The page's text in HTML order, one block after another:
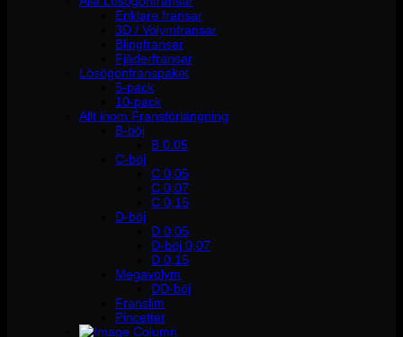
Enklare fransar
3D / Volymfransar
Blingfransar
Fjäderfransar
Lösögonfranspaket
5-pack
10-pack
Allt inom Fransförlängning
B-böj
B 0.05
C-böj
C 0,05
C 0,07
C 0,15
D-böj
D 0,05
D-böj 0,07
D 0,15
Megavolym
DD-böj
Franslim
Pincetter